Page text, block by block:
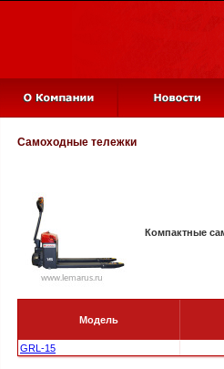
Самоходные тележки
Компактные
Модель
GRL-15